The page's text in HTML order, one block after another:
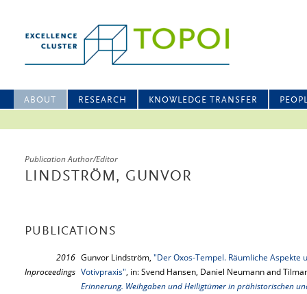
ABOUT RESEARCH KNOWLEDGE TRANSFER
Publication Author/Editor
LINDSTRÖM, GUNVOR
PUBLICATIONS
2016
Inproceedings
Gunvor Lindström, "Der Oxos-Tempel. Räumliche Aspekte
Votivpraxis", in: Svend Hansen, Daniel Neumann and
Erinnerung. Weihgaben und Heiligtümer in prähistorischen